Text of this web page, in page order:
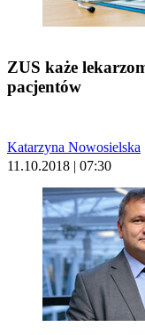
ZUS każe
pacjentów
Katarzyna Nowosielska
11.10.2018 | 07:30